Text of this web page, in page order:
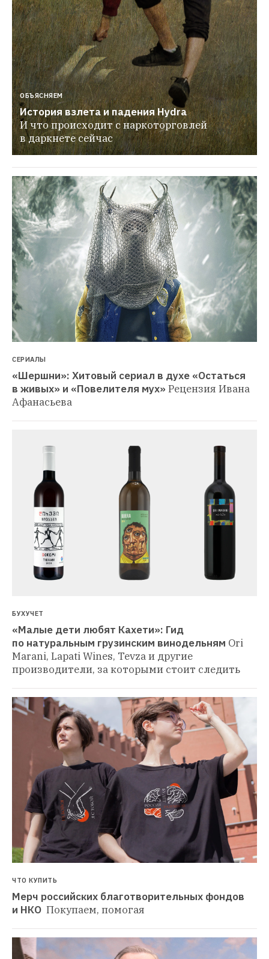
ОБЪЯСНЯЕМ
История взлета и падения Hydra
И что происходит с наркоторговлей
в даркнете сейчас
СЕРИАЛЫ
«Шершни»: Хитовый сериал в духе «Остаться
в живых» и «Повелителя мух» Рецензия Ивана
Афанасьева
БУХУЧЕТ
«Малые дети любят Кахети»: Гид
по натуральным грузинским винодельням Ori
Marani, Lapati Wines, Tevza и другие
производители, за которыми стоит следить
ЧТО КУПИТЬ
Мерч российских благотворительных фондов
и НКО Покупаем, помогая